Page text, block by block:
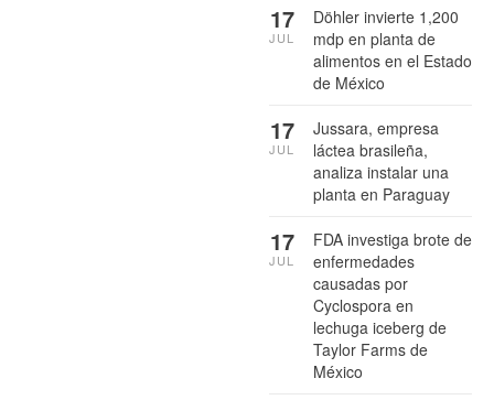
Döhler invierte 1,200
mdp en planta de
alimentos en el Estado
de México
17
JUL
Jussara, empresa
láctea brasileña,
analiza instalar una
planta en Paraguay
17
JUL
FDA investiga brote de
enfermedades
causadas por
Cyclospora en
lechuga iceberg de
Taylor Farms de
México
17
JUL